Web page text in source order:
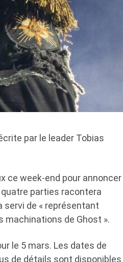
par le leader Tobias
ce week-end pour annoncer
parties racontera
servi de « représentant
machinations de Ghost ».
le 5 mars. Les dates de
de détails sont disponibles